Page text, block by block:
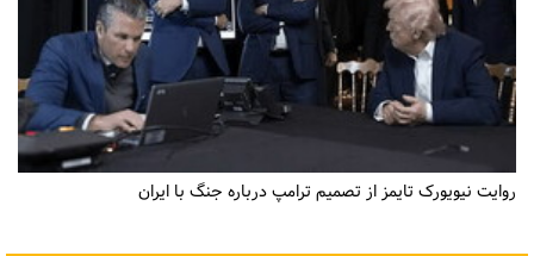
روایت نیویورک تایمز از تصمیم ترامپ درباره جنگ با ایران